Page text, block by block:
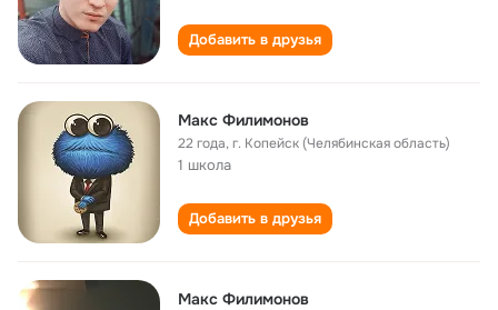
Добавить в друзья
Макс Филимонов
22 года,г. Копейск (Челябинская область)
1 школа
Добавить в друзья
Макс Филимонов